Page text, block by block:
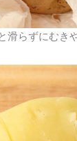
滑らずにむき